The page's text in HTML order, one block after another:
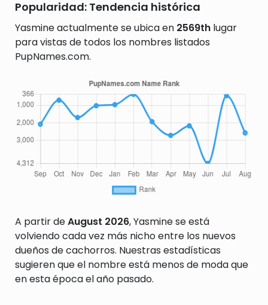
Popularidad: Tendencia histórica
Yasmine actualmente se ubica en 2569th lugar
para vistas de todos los nombres listados
PupNames.com.
A partir deAugust 2026, Yasmine se está
volviendo cada vez más nicho entre los nuevos
dueños de cachorros. Nuestras estadísticas
sugieren que el nombre está menos de moda que
en esta época el año pasado.